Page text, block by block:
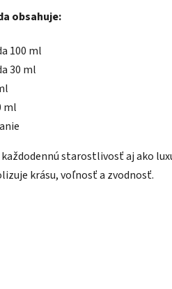
obsahuje:
100 ml
30 ml
ml
starostlivosť aj ako
krásu, voľnosť a zvodnosť.